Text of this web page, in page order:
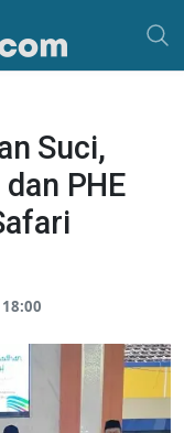
Suci,
PHE